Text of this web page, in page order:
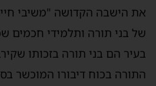
את הישבה הקדושה "משיבי
של בני תורה ותלמידי חכמים
בעיר הם בני תורה בזכותו
התורה בכוח דיבורו המוכשר